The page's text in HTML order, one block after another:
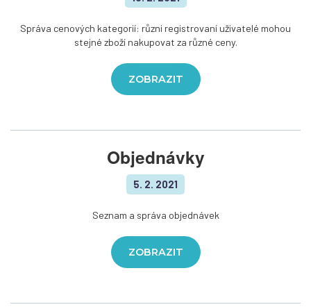
Správa cenových kategorií: různi registrovaní uživatelé mohou
stejné zboží nakupovat za různé ceny.
ZOBRAZIT
Objednávky
5. 2. 2021
Seznam a správa objednávek
ZOBRAZIT